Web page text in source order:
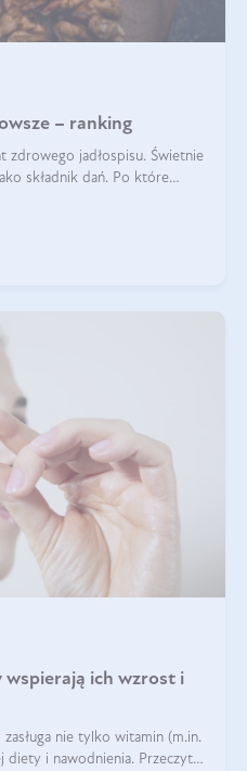
– ranking
zdrowego jadłospisu. Świetnie
składnik dań. Po które
wspierają ich wzrost i
nie tylko witamin (m.in.
diety i nawodnienia. Przeczytaj